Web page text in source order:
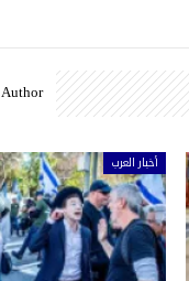
Author
أخبار العرب